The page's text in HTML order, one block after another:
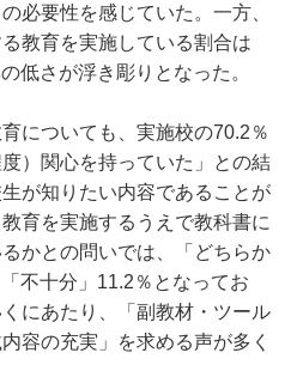
必要性を感じていた。一方、
教育を実施している割合は
低さが浮き彫りとなった。
についても、実施校の70.2％
）関心を持っていた」との結
が知りたい内容であることが
育を実施するうえで教科書に
かとの問いでは、「どちらか
不十分」11.2％となってお
にあたり、「副教材・ツール
容の充実」を求める声が多く